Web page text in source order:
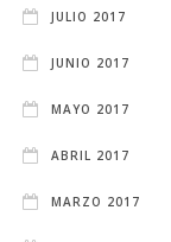
JULIO 2017
JUNIO 2017
MAYO 2017
ABRIL 2017
MARZO 2017